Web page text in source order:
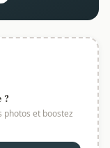
?
photos et boostez